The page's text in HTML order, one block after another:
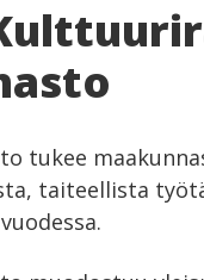
tukee
taiteellista